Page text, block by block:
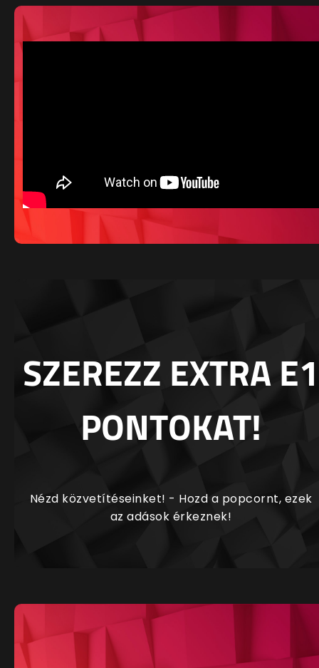
SZEREZZ EXTRA E1
PONTOKAT!
Nézd közvetítéseinket! - Hozd a popcornt, ezek
az adások érkeznek!